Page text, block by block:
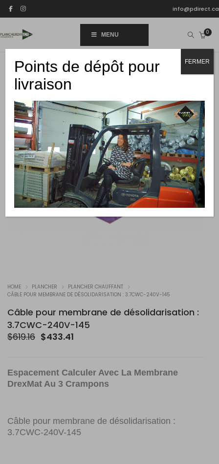
info@pdirect.ca
MENU 0
-30%
HOME PLANCHER
PLANCHER CHAUFFANT
CÂBLE POUR MEMBRANE DE DÉSOLIDARISATION : 3.7CWC-240V-145
Câble pour membrane de désolidarisation :
3.7CWC-240V-145
$619.16 Le
était :
$619.16.
$433.41
est :
$433.41.
Espacement Calculer Avec La Membrane
DrexMat Au 3 Crampons
Câble pour membrane de désolidarisation :
3.7CWC-240V-145
Points de dépôt pour
livraison
FERMER